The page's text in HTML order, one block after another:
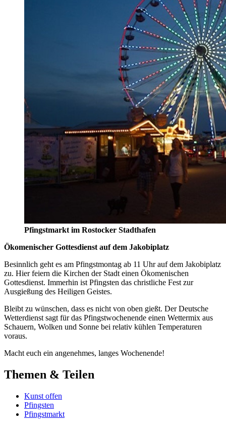
Pfingstmarkt im Rostocker Stadthafen
Ökomenischer Gottesdienst auf dem Jakobiplatz
Besinnlich geht es am Pfingstmontag ab 11 Uhr auf dem Jakobiplatz
zu. Hier feiern die Kirchen der Stadt einen Ökomenischen
Gottesdienst. Immerhin ist Pfingsten das christliche Fest zur
Ausgießung des Heiligen Geistes.
Bleibt zu wünschen, dass es nicht von oben gießt. Der Deutsche
Wetterdienst sagt für das Pfingstwochenende einen Wettermix aus
Schauern, Wolken und Sonne bei relativ kühlen Temperaturen
voraus.
Macht euch ein angenehmes, langes Wochenende!
Themen & Teilen
Kunst offen
Pfingsten
Pfingstmarkt